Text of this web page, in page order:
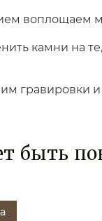
воплощаем
камни на те,
гравировки
быть